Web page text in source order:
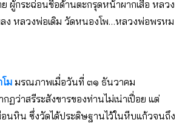
ย ผู้กระฉ่อนชื่อด้านตะกรุดหน้าผากเสือ หลวง
ง หลวงพ่อเดิม วัดหนองโพ…หลวงพ่อพรหม
ม มรณภาพเมื่อวันที่ ๓๑ ธันวาคม
ฏว่าสรีระสังขารของท่านไม่เน่าเปื่อย แต่
นหิน ซึ่งวัดได้ประดิษฐานไว้ในหีบแก้วจนถึง